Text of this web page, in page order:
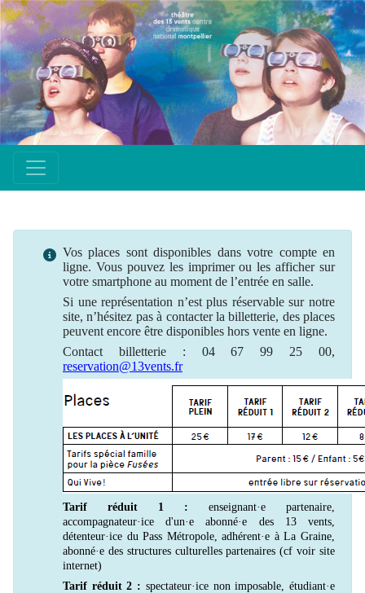
Vos places sont disponibles dans votre compte en
ligne. Vous pouvez les imprimer ou les afficher sur
votre smartphone au moment de l’entrée en salle.
Si unereprésentation n’est plus réservablesur notre
site, n’hésitez pas à contacter la billetterie, des places
peuvent encore être disponibles hors vente en ligne.
Contact billetterie : 04 67 99 25 00,
reservation@13vents.fr
Tarif réduit 1 : enseignant·e partenaire,
accompagnateur·ice d'un·e abonné·e des 13 vents,
détenteur·ice du Pass Métropole, adhérent·e à La Graine,
abonné·e des structures culturelles partenaires (cf voir site
internet)
Tarif réduit 2 : spectateur·ice non imposable, étudiant·e